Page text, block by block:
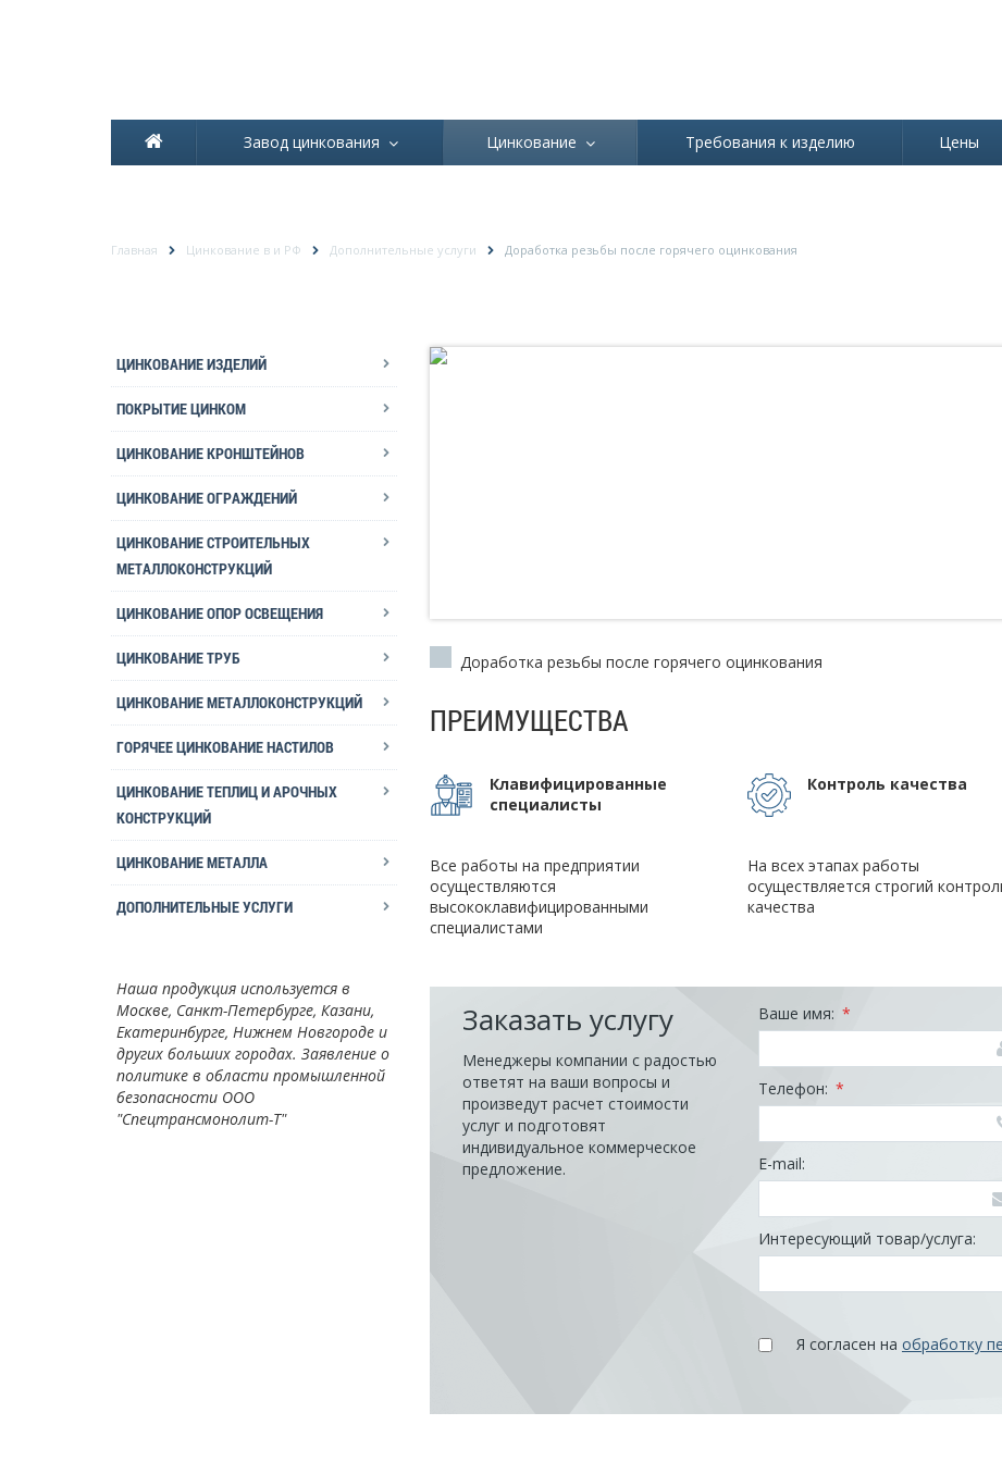
Завод цинкования Цинкование Требования к изделию Цены
Главная Цинкование в и РФ Дополнительные услуги Доработка резьбы после горячего оцинкования
ЦИНКОВАНИЕ ИЗДЕЛИЙ
ПОКРЫТИЕ ЦИНКОМ
ЦИНКОВАНИЕ КРОНШТЕЙНОВ
ЦИНКОВАНИЕ ОГРАЖДЕНИЙ
ЦИНКОВАНИЕ СТРОИТЕЛЬНЫХ
МЕТАЛЛОКОНСТРУКЦИЙ
ЦИНКОВАНИЕ ОПОР ОСВЕЩЕНИЯ
ЦИНКОВАНИЕ ТРУБ
ЦИНКОВАНИЕ МЕТАЛЛОКОНСТРУКЦИЙ
ГОРЯЧЕЕ ЦИНКОВАНИЕ НАСТИЛОВ
ЦИНКОВАНИЕ ТЕПЛИЦ И АРОЧНЫХ
КОНСТРУКЦИЙ
ЦИНКОВАНИЕ МЕТАЛЛА
ДОПОЛНИТЕЛЬНЫЕ УСЛУГИ
Наша продукция используется в
Москве, Санкт-Петербурге, Казани,
Екатеринбурге, Нижнем Новгороде и
других больших городах. Заявление о
политике в области промышленной
безопасности ООО
"Спецтрансмонолит-Т"
Доработка резьбы после горячего оцинкования
ПРЕИМУЩЕСТВА
Клавифицированные
специалисты
Все работы на предприятии
осуществляются
высококлавифицированными
специалистами
Контроль качества
На всех этапах работы
осуществляется строгий
качества
Заказать услугу
Менеджеры компании с радостью
ответят на ваши вопросы и
произведут расчет стоимости
услуг и подготовят
индивидуальное коммерческое
предложение.
Ваше имя: *
Телефон: *
E-mail:
Интересующий товар/услуга:
Я согласен на обработку